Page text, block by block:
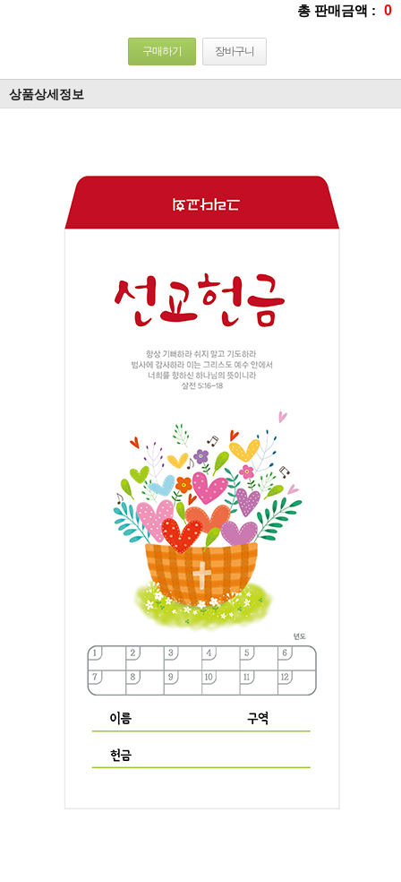
총 판매금액 : 0
구매하기 장바구니
상품상세정보